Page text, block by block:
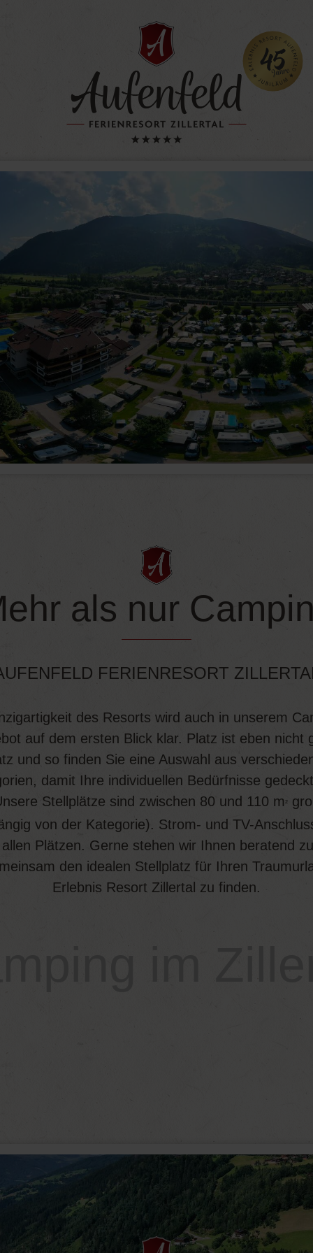
als nur
FERIENRESORT
des Resorts wird auch in unserem
auf dem ersten Blick klar. Platz ist eben nicht
und so finden Sie eine Auswahl aus
damit Ihre individuellen Bedürfnisse
Stellplätze sind zwischen 80 und 110 m²
von der Kategorie). Strom- und TV-
Plätzen. Gerne stehen wir Ihnen beratend
den idealen Stellplatz für Ihren
Erlebnis Resort Zillertal zu finden.